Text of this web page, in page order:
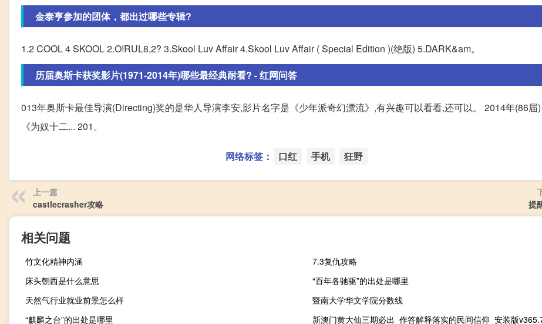
金泰亨参加的团体，都出过哪些专辑?
1.2 COOL 4 SKOOL 2.O!RUL8,2? 3.Skool Luv Affair 4.Skool Luv Affair ( Special Edition )(绝版) 5.DARK&am。
历届奥斯卡获奖影片(1971-2014年)哪些最经典耐看? - 红网问答
013年奥斯卡最佳导演(Directing)奖的是华人导演李安,影片名字是《少年派奇幻漂流》,有兴趣可以看看,还可以。 2014年(86届
《为奴十二... 201。
网络标签： 口红 手机 狂野
上一篇
castlecrasher攻略
提
相关问题
竹文化精神内涵
7.3复仇攻略
床头朝西是什么意思
“百年各驰驱”的出处是哪里
天然气行业就业前景怎么样
暨南大学华文学院分数线
“麒麟之台”的出处是哪里
新澳门黄大仙三期必出_作答解释落实的民间信仰_安装版